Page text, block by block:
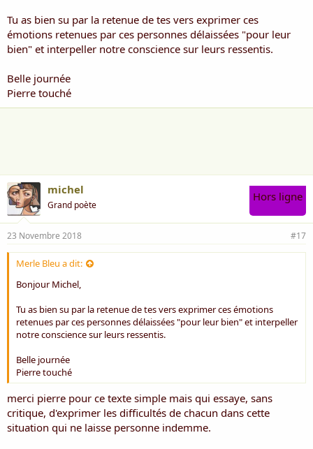
Tu as bien su par la retenue de tes vers exprimer ces
émotions retenues par ces personnes délaissées "pour leur
bien" et interpeller notre conscience sur leurs ressentis.
Belle journée
Pierre touché
michel
Grand poète
Hors ligne
23 Novembre 2018 #17
Merle Bleu a dit:
Bonjour Michel,
Tu as bien su par la retenue de tes vers exprimer ces émotions
retenues par ces personnes délaissées "pour leur bien" et interpeller
notre conscience sur leurs ressentis.
Belle journée
Pierre touché
merci pierre pour ce texte simple mais qui essaye, sans
critique, d'exprimer les difficultés de chacun dans cette
situation qui ne laisse personne indemme.